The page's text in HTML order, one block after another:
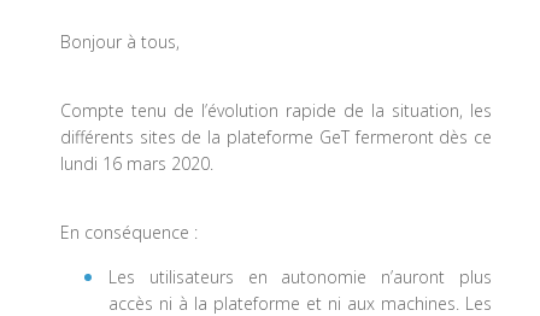
Bonjour à tous,
Compte tenu de l’évolution rapide de la situation, les
différents sites de la plateforme GeT fermeront dès ce
lundi 16 mars 2020.
En conséquence :
Les utilisateurs en autonomie n’auront plus
accès ni à la plateforme et ni aux machines. Les